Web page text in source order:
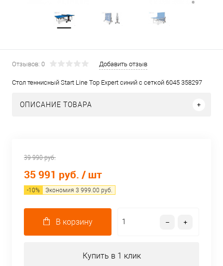
Отзывов: 0 Добавить отзыв
Стол теннисный Start Line Top Expert синий с сеткой 6045 358297
ОПИСАНИЕ ТОВАРА
39 990 руб.
35 991 руб. / шт
-10% Экономия 3 999.00 руб.
В корзину
Купить в 1 клик